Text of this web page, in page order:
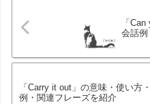
「
会話
「Carry it out」の意味・使い方
例・関連フレーズを紹介